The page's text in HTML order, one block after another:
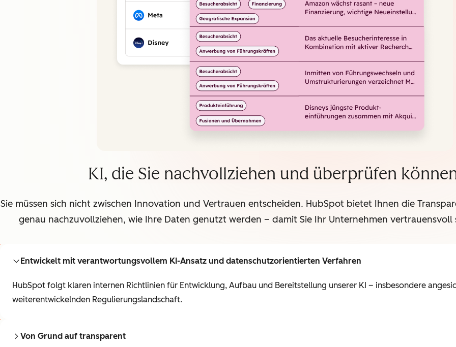
KI, die Sie nachvollziehen und überprüfen
Sie müssen sich nicht zwischen Innovation und Vertrauen entscheiden. HubSpot bietet Ihnen die
genau nachzuvollziehen, wie Ihre Daten genutzt werden – damit Sie Ihr Unternehmen vertrauensvoll
Entwickelt mit verantwortungsvollem KI-Ansatz und datenschutzorientierten Verfahren
HubSpot folgt klaren internen Richtlinien für Entwicklung, Aufbau und Bereitstellung unserer KI – insbesondere
weiterentwickelnden Regulierungslandschaft.
Von Grund auf transparent